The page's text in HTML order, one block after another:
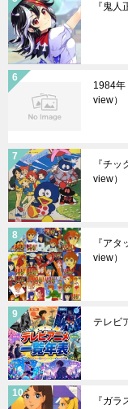
『鬼人
1984年
view）
『チ
view）
『ア
view）
テレビ
『ガ